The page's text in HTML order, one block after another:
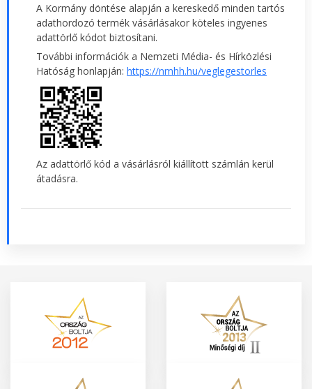
A Kormány döntése alapján a kereskedő minden tartós
adathordozó termék vásárlásakor köteles ingyenes
adattörlő kódot biztosítani.
További információk a Nemzeti Média- és Hírközlési
Hatóság honlapján: https://nmhh.hu/veglegestorles
Az adattörlő kód a vásárlásról kiállított számlán kerül
átadásra.